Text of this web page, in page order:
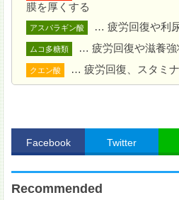
器に盛り付け完成。
膜を厚くする
アスパラギン酸 … 疲労回復や利
ムコ多糖類 … 疲労回復や滋養強
クエン酸 … 疲労回復、スタミ
Facebook Twitter
Recommended